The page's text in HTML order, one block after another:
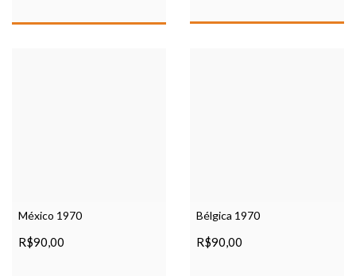
México 1970
R$90,00
Bélgica 1970
R$90,00